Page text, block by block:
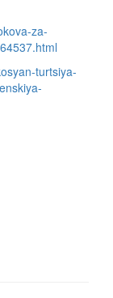
za-
turtsiya-